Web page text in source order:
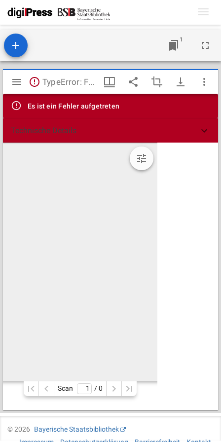
1
Mirador
Viewer
TypeError: Failed to fetch
Es ist ein Fehler aufgetreten
Technische Details
Scan / 0
©2026
Bayerische Staatsbibliothek